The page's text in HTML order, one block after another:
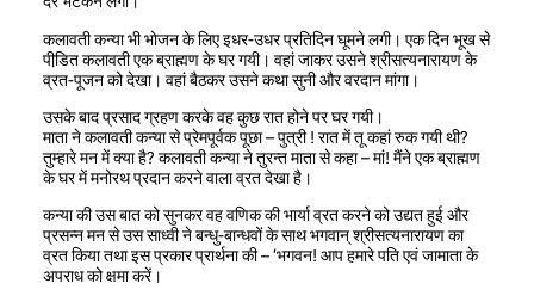
कलावती कन्या भी भोजन के लिए इधर-उधर प्रतिदिन घूमने लगी। एक दिन भूख से
पीडि़त कलावती एक ब्राह्मण के घर गयी। वहां जाकर उसने श्रीसत्यनारायण के
व्रत-पूजन को देखा। वहां बैठकर उसने कथा सुनी और वरदान मांगा।
उसके बाद प्रसाद ग्रहण करके वह कुछ रात होने पर घर गयी।
माता ने कलावती कन्या से प्रेमपूर्वक पूछा – पुत्री ! रात में तू कहां रुक गयी थी?
तुम्हारे मन में क्या है? कलावती कन्या ने तुरन्त माता से कहा – मां! मैंने एक ब्राह्मण
के घर में मनोरथ प्रदान करने वाला व्रत देखा है।
कन्या की उस बात को सुनकर वह वणिक की भार्या व्रत करने को उद्यत हुई और
प्रसन्न मन से उस साध्वी ने बन्धु-बान्धवों के साथ भगवान् श्रीसत्यनारायण का
व्रत किया तथा इस प्रकार प्रार्थना की – ‘भगवन! आप हमारे पति एवं जामाता के
अपराध को क्षमा करें।